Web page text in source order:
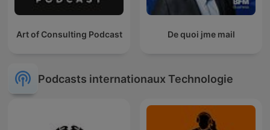
Art of Consulting Podcast De quoi jme mail
Podcasts internationaux Technologie